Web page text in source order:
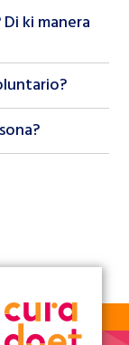
ki manera